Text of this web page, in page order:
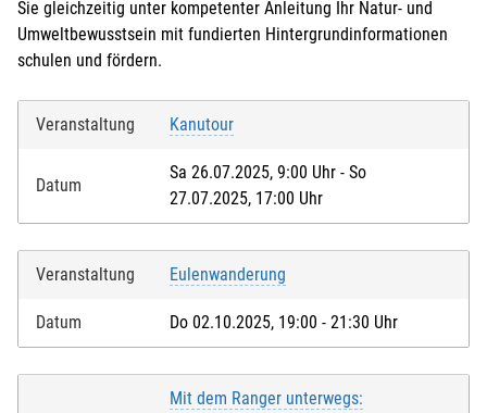
Sie gleichzeitig unter kompetenter Anleitung Ihr Natur- und
Umweltbewusstsein mit fundierten Hintergrundinformationen
schulen und fördern.
Veranstaltung Kanutour
Datum
Sa 26.07.2025, 9:00 Uhr - So
27.07.2025, 17:00 Uhr
Veranstaltung Eulenwanderung
Datum Do 02.10.2025, 19:00 - 21:30 Uhr
Mit dem Ranger unterwegs: